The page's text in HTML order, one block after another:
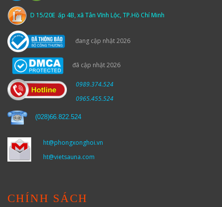
D 15/20E ấp 4B, xã Tân Vĩnh Lộc, TP.Hồ Chí Minh
đang cập nhật 2026
đã cập nhật 2026
0989.374.524
0965.455.524
(028)66.822.524
ht@phongxonghoi.vn
ht@vietsauna.com
CHÍNH SÁCH